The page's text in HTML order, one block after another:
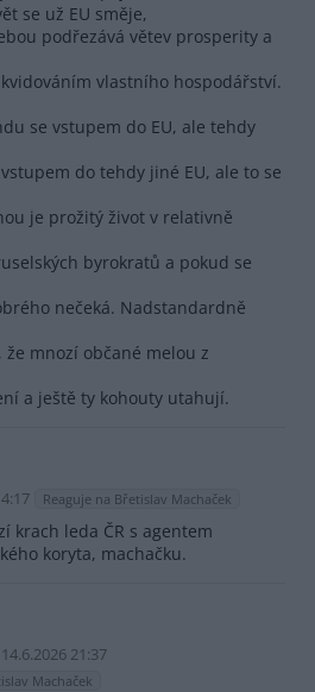
se už EU směje,
podřezává větev prosperity a
vlastního hospodářství.
se vstupem do EU, ale tehdy
do tehdy jiné EU, ale to se
je prožitý život v relativně
byrokratů a pokud se
nečeká. Nadstandardně
že mnozí občané melou z
a ještě ty kohouty utahují.
Reaguje na Břetislav Machaček
krach leda ČR s agentem
koryta, machačku.
14.6.2026 21:37
Machaček